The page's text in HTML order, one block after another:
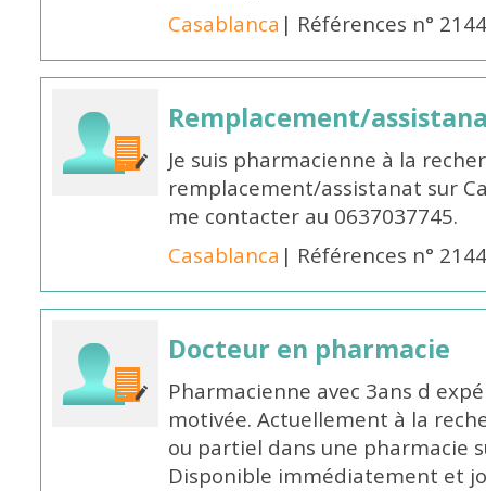
Casablanca | Références n°
Remplacement/
Je suis pharmacienne à la
remplacement/assistanat sur
me contacter au 0637037745.
Casablanca | Références n°
Docteur en pharmacie
Pharmacienne avec 3ans d
motivée. Actuellement à la
ou partiel dans une pharmacie
Disponible immédiatement et